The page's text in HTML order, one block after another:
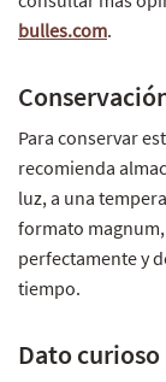
bulles.com.
Para conservar
recomienda
luz, a una
formato
perfectamente y
tiempo.
Dato curioso